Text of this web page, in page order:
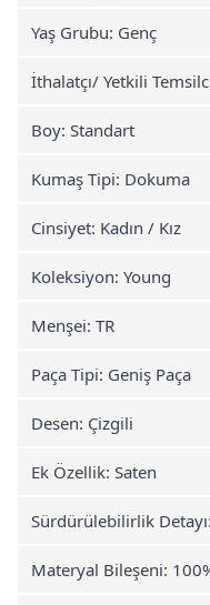
Yaş Grubu: Genç
İthalatçı/ Yetkili
Boy: Standart
Kumaş Tipi: Dokuma
Cinsiyet: Kadın / Kız
Koleksiyon: Young
Menşei: TR
Paça Tipi: Geniş Paça
Desen: Çizgili
Ek Özellik: Saten
Sürdürülebilirlik
Materyal Bileşeni: